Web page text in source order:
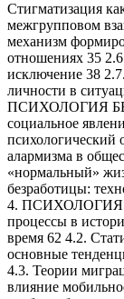
Стигматизация
межгрупповом
механизм
отношениях 35
исключение 38
личности в
ПСИХОЛОГИЯ
социальное
психологический
алармизма в
«нормальный»
безработицы:
4. ПСИХОЛОГИЯ
процессы в
время 62 4.2.
основные
4.3. Теории
влияние